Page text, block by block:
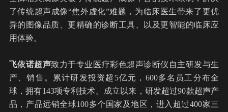
了传统超声成像“焦外虚化”难题，为临床医生带来了更优
异的图像品质、更精确的诊断工具、以及更智能的临床应
用体验。
飞依诺超声致力于专业医疗彩色超声诊断仪自主研发与生
产、销售。累计研发投资超5亿元，600多名员工分布全
球，拥有143项专利技术。成立以来，研发超过90款超声产
品，产品远销全球100多个国家及地区，进入超过400家三